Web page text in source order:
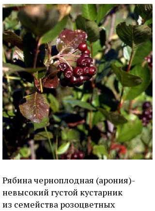
Рябина черноплодная (арония)-
невысокий густой кустарник
из семейства розоцветных